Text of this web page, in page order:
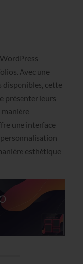
Avec une
disponibles, cette
présenter leurs
manière
une interface
esthétique